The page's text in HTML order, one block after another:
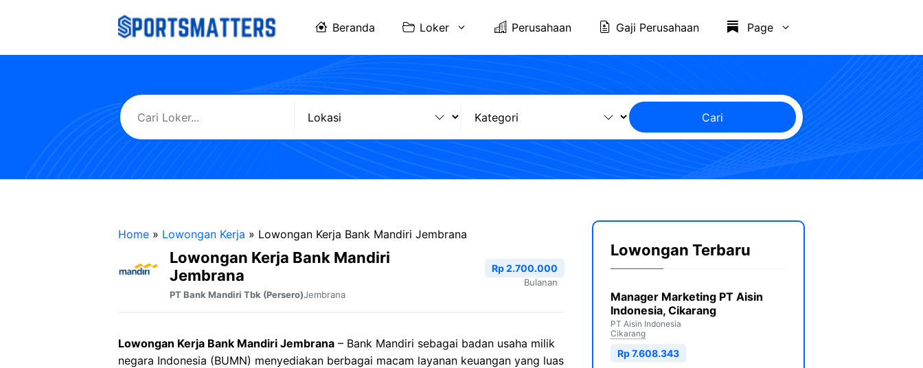
Beranda Loker Perusahaan Gaji Perusahaan Page
Cari
Home » Lowongan Kerja » Lowongan Kerja Bank Mandiri Jembrana
Lowongan Kerja Bank Mandiri
Jembrana
PT Bank Mandiri Tbk (Persero)Jembrana
Rp 2.700.000
Bulanan
Lowongan Kerja Bank Mandiri Jembrana – Bank Mandiri sebagai badan usaha milik
negara Indonesia (BUMN) menyediakan berbagai macam layanan keuangan yang luas
Lowongan Terbaru
Manager Marketing PT Aisin
Indonesia, Cikarang
PT Aisin Indonesia
Cikarang
Rp 7.608.343